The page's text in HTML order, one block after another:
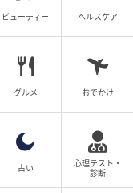
の息子なんだか
ビューティー ヘルスケア
グルメ おでかけ
占い
心理テスト・
診断